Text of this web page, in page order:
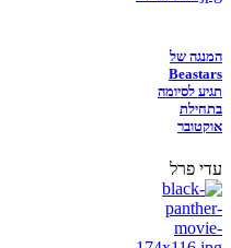
המנגה של
Beastars
תגיע לסיומה
בתחילת
אוקטובר
עדי פרל